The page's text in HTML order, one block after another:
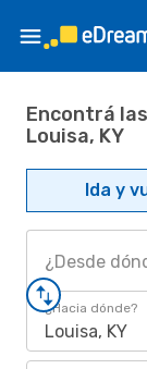
Encontrá
Louisa, KY
Ida y
¿Desde
¿Hacia dónde?
Louisa, KY